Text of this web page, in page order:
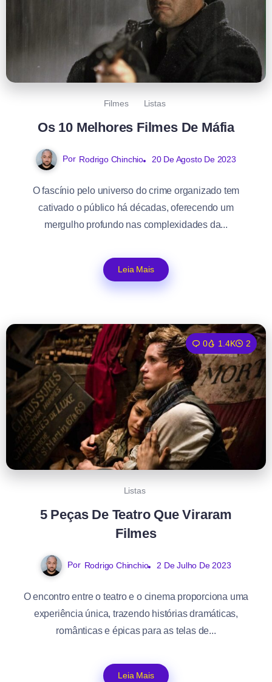
Filmes Listas
Os 10 Melhores Filmes De Máfia
Por Rodrigo Chinchio 20 De Agosto De 2023
O fascínio pelo universo do crime organizado tem
cativado o público há décadas, oferecendo um
mergulho profundo nas complexidades da...
Leia Mais
0 1.4K 2
Listas
5 Peças De Teatro Que Viraram
Filmes
Por Rodrigo Chinchio 2 De Julho De 2023
O encontro entre o teatro e o cinema proporciona uma
experiência única, trazendo histórias dramáticas,
românticas e épicas para as telas de...
Leia Mais